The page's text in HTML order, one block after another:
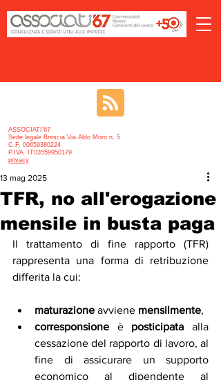
ASSOCIATI’67
Sede legale Brescia Via Aldo Moro n. 5
C.F. 00659380224
P.IVA IT03559950179
privacy
TFR, no all'erogazione
mensile in busta paga
13 mag 2025
Il trattamento di fine rapporto (TFR)
rappresenta una forma di retribuzione
differita la cui:
maturazione avviene mensilmente,
corresponsione è posticipata alla
cessazione del rapporto di lavoro, al
fine di assicurare un supporto
economico al dipendente al